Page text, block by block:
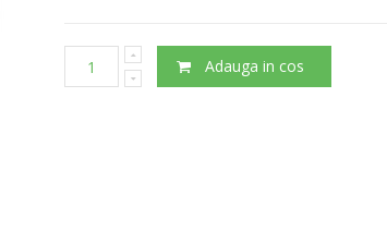
Adauga in cos